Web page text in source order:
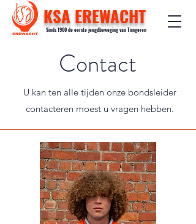
KSA EREWACHT
Sinds 1900 de eerste jeugdbeweging van Tongeren
Contact
U kan ten alle tijden onze bondsleider
contacteren moest u vragen hebben.